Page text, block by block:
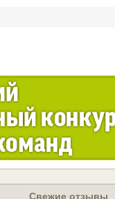
Свежие отзывы